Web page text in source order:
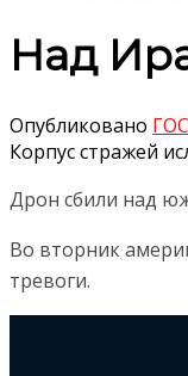
Над
Опубликовано
Корпус стражей
Дрон сбили над
Во вторник
тревоги.